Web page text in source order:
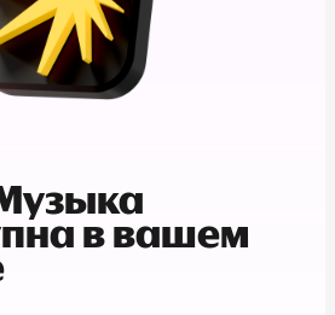
в вашем